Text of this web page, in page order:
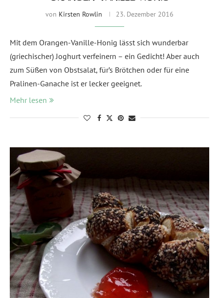
von Kirsten Rowlin 23. Dezember 2016
Mit dem Orangen-Vanille-Honig lässt sich wunderbar
(griechischer) Joghurt verfeinern – ein Gedicht! Aber auch
zum Süßen von Obstsalat, für’s Brötchen oder für eine
Pralinen-Ganache ist er lecker geeignet.
Mehr lesen